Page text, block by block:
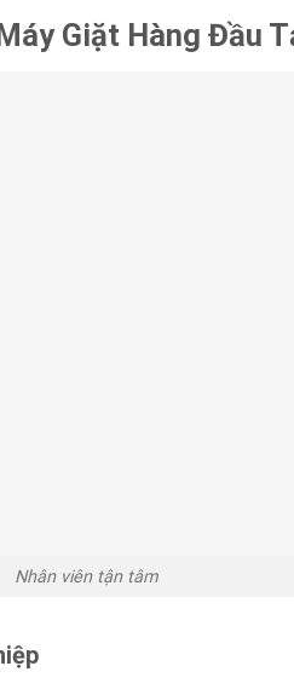
Giặt Hàng Đầu
Nhân viên tận tâm